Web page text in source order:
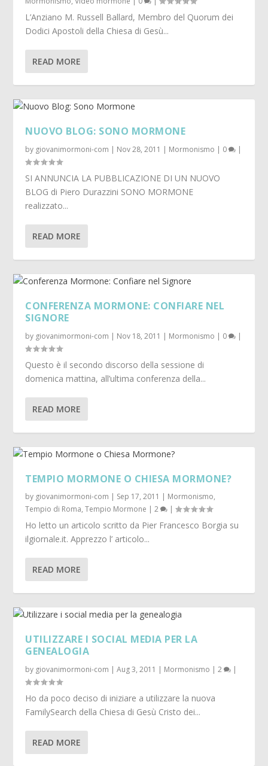
L’Anziano M. Russell Ballard, Membro del Quorum dei
Dodici Apostoli della Chiesa di Gesù...
READ MORE
NUOVO BLOG: SONO MORMONE
by giovanimormoni-com | Nov 28, 2011 | Mormonismo | 0 |
SI ANNUNCIA LA PUBBLICAZIONE DI UN NUOVO
BLOG di Piero Durazzini SONO MORMONE
realizzato...
READ MORE
CONFERENZA MORMONE: CONFIARE NEL
SIGNORE
by giovanimormoni-com | Nov 18, 2011 | Mormonismo | 0 |
Questo è il secondo discorso della sessione di
domenica mattina, all’ultima conferenza della...
READ MORE
TEMPIO MORMONE O CHIESA MORMONE?
by giovanimormoni-com | Sep 17, 2011 | Mormonismo,
Tempio di Roma,Tempio Mormone |2 |
Ho letto un articolo scritto da Pier Francesco Borgia su
ilgiornale.it. Apprezzo l’ articolo...
READ MORE
UTILIZZARE I SOCIAL MEDIA PER LA
GENEALOGIA
by giovanimormoni-com |Aug 3, 2011 | Mormonismo |2 |
Ho da poco deciso di iniziare a utilizzare la nuova
FamilySearch della Chiesa di Gesù Cristo dei...
READ MORE